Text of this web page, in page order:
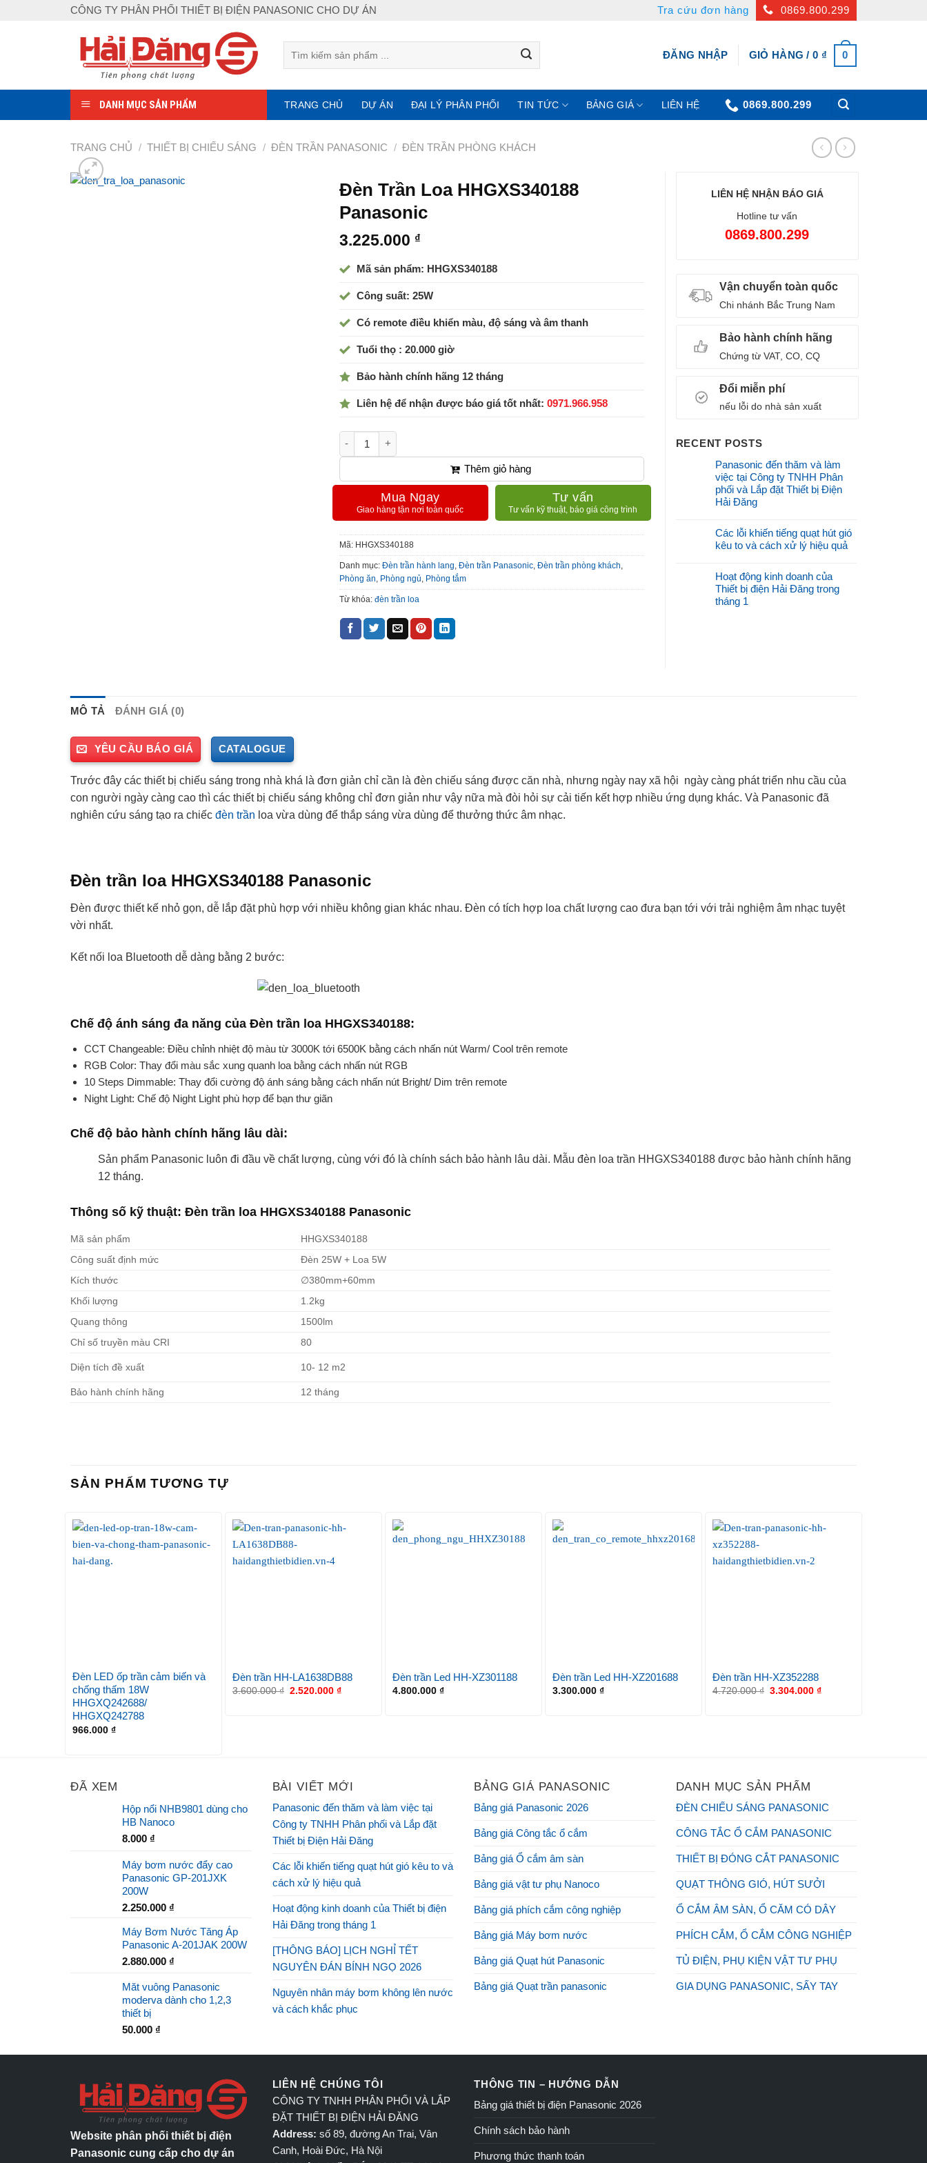
CÔNG TY PHÂN PHỐI THIẾT BỊ ĐIỆN PANASONIC CHO DỰ ÁN Tra cứu đơn hàng 0869.800.299
kiếm:
ĐĂNG NHẬP GIỎ HÀNG /0 ₫ 0
DANH MỤC SẢN PHẨM TRANG CHỦ DỰ ÁN ĐẠI LÝ PHÂN PHỐI TIN TỨC BẢNG GIÁ LIÊN HỆ 0869.800.299
TRANG CHỦ / THIẾT BỊ CHIẾU SÁNG / ĐÈN TRẦN PANASONIC / ĐÈN TRẦN PHÒNG KHÁCH
Đèn Trần Loa HHGXS340188
Panasonic
3.225.000 ₫
Mã sản phẩm: HHGXS340188
Công suất: 25W
Có remote điều khiển màu, độ sáng và âm thanh
Tuổi thọ : 20.000 giờ
Bảo hành chính hãng 12 tháng
Liên hệ để nhận được báo giá tốt nhất: 0971.966.958
Thêm giỏ hàng
Mua Ngay
Giao hàng tận nơi toàn quốc
Tư vấn
Tư vấn kỹ thuật, báo giá công trình
Mã: HHGXS340188
Danh mục: Đèn trần hành lang, Đèn trần Panasonic, Đèn trần phòng khách,
Phòng ăn, Phòng ngủ, Phòng tắm
Từ khóa: đèn trần loa
LIÊN HỆ NHẬN BÁO GIÁ
Hotline tư vấn
0869.800.299
Vận chuyển toàn quốc
Chi nhánh Bắc Trung Nam
Bảo hành chính hãng
Chứng từ VAT, CO, CQ
Đổi miễn phí
nếu lỗi do nhà sản xuất
RECENT POSTS
Panasonic đến thăm và làm
việc tại Công ty TNHH Phân
phối và Lắp đặt Thiết bị Điện
Hải Đăng
Các lỗi khiến tiếng quạt hút gió
kêu to và cách xử lý hiệu quả
Hoạt động kinh doanh của
Thiết bị điện Hải Đăng trong
tháng 1
MÔ TẢ ĐÁNH GIÁ (0)
YÊU CẦU BÁO GIÁ CATALOGUE
Trước đây các thiết bị chiếu sáng trong nhà khá là đơn giản chỉ cần là đèn chiếu sáng được căn nhà, nhưng ngày nay xã hội ngày càng phát triển nhu cầu của
con người ngày càng cao thì các thiết bị chiếu sáng không chỉ đơn giản như vậy nữa mà đòi hỏi sự cải tiến kết hợp nhiều ứng dụng khác. Và Panasonic đã
nghiên cứu sáng tạo ra chiếc đèn trần loa vừa dùng để thắp sáng vừa dùng để thưởng thức âm nhạc.
Đèn trần loa HHGXS340188 Panasonic
Đèn được thiết kế nhỏ gọn, dễ lắp đặt phù hợp với nhiều không gian khác nhau. Đèn có tích hợp loa chất lượng cao đưa bạn tới với trải nghiệm âm nhạc tuyệt
vời nhất.
Kết nối loa Bluetooth dễ dàng bằng 2 bước:
Chế độ ánh sáng đa năng của Đèn trần loa HHGXS340188:
CCT Changeable: Điều chỉnh nhiệt độ màu từ 3000K tới 6500K bằng cách nhấn nút Warm/ Cool trên remote
RGB Color: Thay đổi màu sắc xung quanh loa bằng cách nhấn nút RGB
10 Steps Dimmable: Thay đổi cường độ ánh sáng bằng cách nhấn nút Bright/ Dim trên remote
Night Light: Chế độ Night Light phù hợp để bạn thư giãn
Chế độ bảo hành chính hãng lâu dài:
Sản phẩm Panasonic luôn đi đầu về chất lượng, cùng với đó là chính sách bảo hành lâu dài. Mẫu đèn loa trần HHGXS340188 được bảo hành chính hãng
12 tháng.
Thông số kỹ thuật: Đèn trần loa HHGXS340188 Panasonic
Mã sản phẩm
HHGXS340188
Công suất định mức
Đèn 25W + Loa 5W
Kích thước
∅380mm+60mm
Khối lượng
1.2kg
Quang thông
1500lm
Chỉ số truyền màu CRI
80
Diện tích đề xuất 10- 12 m2
Bảo hành chính hãng 12 tháng
SẢN PHẨM TƯƠNG TỰ
Đèn LED ốp trần cảm biến và
chống thấm 18W
HHGXQ242688/
HHGXQ242788
966.000 ₫
Đèn trần HH-LA1638DB88
3.600.000₫ 2.520.000₫
Đèn trần Led HH-XZ301188
4.800.000 ₫
Đèn trần Led HH-XZ201688
3.300.000 ₫
Đèn trần HH-XZ352288
4.720.000₫ 3.304.000₫
ĐÃ XEM
Hộp nổi NHB9801 dùng cho
HB Nanoco
8.000 ₫
Máy bơm nước đẩy cao
Panasonic GP-201JXK
200W
2.250.000 ₫
Máy Bơm Nước Tăng Áp
Panasonic A-201JAK 200W
2.880.000 ₫
Măt vuông Panasonic
moderva dành cho 1,2,3
thiết bị
50.000 ₫
BÀI VIẾT MỚI
Panasonic đến thăm và làm việc tại
Công ty TNHH Phân phối và Lắp đặt
Thiết bị Điện Hải Đăng
Các lỗi khiến tiếng quạt hút gió kêu to và
cách xử lý hiệu quả
Hoạt động kinh doanh của Thiết bị điện
Hải Đăng trong tháng 1
[THÔNG BÁO] LỊCH NGHỈ TẾT
NGUYÊN ĐÁN BÍNH NGỌ 2026
Nguyên nhân máy bơm không lên nước
và cách khắc phục
BẢNG GIÁ PANASONIC
Bảng giá Panasonic 2026
Bảng giá Công tắc ổ cắm
Bảng giá Ổ cắm âm sàn
Bảng giá vật tư phụ Nanoco
Bảng giá phích cắm công nghiệp
Bảng giá Máy bơm nước
Bảng giá Quạt hút Panasonic
Bảng giá Quạt trần panasonic
DANH MỤC SẢN PHẨM
ĐÈN CHIẾU SÁNG PANASONIC
CÔNG TẮC Ổ CẮM PANASONIC
THIẾT BỊ ĐÓNG CẮT PANASONIC
QUẠT THÔNG GIÓ, HÚT SƯỞI
Ổ CẮM ÂM SÀN, Ổ CĂM CÓ DÂY
PHÍCH CẮM, Ổ CẮM CÔNG NGHIỆP
TỦ ĐIỆN, PHỤ KIỆN VẬT TƯ PHỤ
GIA DỤNG PANASONIC, SẤY TAY
Website phân phối thiết bị điện
Panasonic cung cấp cho dự án
LIÊN HỆ CHÚNG TÔI
CÔNG TY TNHH PHÂN PHỐI VÀ LẮP
ĐẶT THIẾT BỊ ĐIỆN HẢI ĐĂNG
Address: số 89, đường An Trai, Vân
Canh, Hoài Đức, Hà Nội
THÔNG TIN – HƯỚNG DẪN
Bảng giá thiết bị điện Panasonic 2026
Chính sách bảo hành
Phương thức thanh toán